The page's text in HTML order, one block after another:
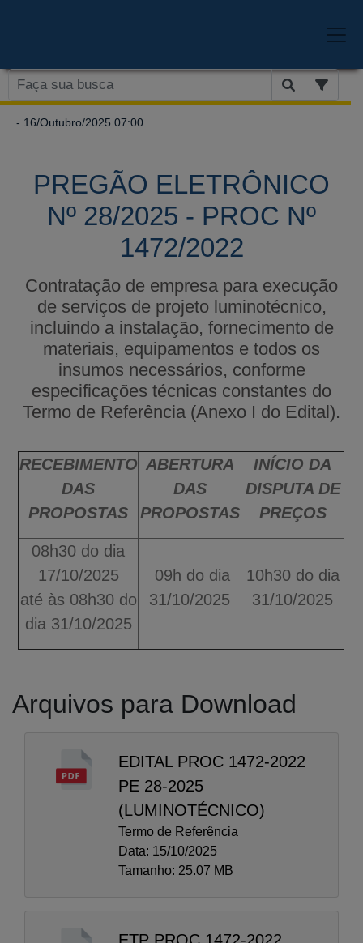
- 16/Outubro/2025 07:00
PREGÃO ELETRÔNICO
Nº 28/2025 - PROC Nº
1472/2022
Contratação de empresa para execução
de serviços de projeto luminotécnico,
incluindo a instalação, fornecimento de
materiais, equipamentos e todos os
insumos necessários, conforme
especificações técnicas constantes do
Termo de Referência (Anexo I do Edital).
RECEBIMENTO
DAS
PROPOSTAS
ABERTURA
DAS
PROPOSTAS
INÍCIO DA
DISPUTA DE
PREÇOS
08h30 do dia
17/10/2025
até às 08h30 do
dia 31/10/2025
09h do dia
31/10/2025
10h30 do dia
31/10/2025
Arquivos para Download
EDITAL PROC 1472-2022
PE 28-2025
(LUMINOTÉCNICO)
Termo de Referência
Data: 15/10/2025
Tamanho: 25.07 MB
ETP PROC 1472-2022